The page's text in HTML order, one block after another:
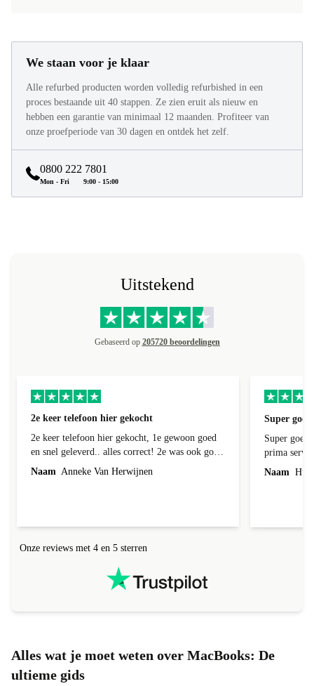
We staan voor je klaar
Alle refurbed producten worden volledig refurbished in een
proces bestaande uit 40 stappen. Ze zien eruit als nieuw en
hebben een garantie van minimaal 12 maanden. Profiteer van
onze proefperiode van 30 dagen en ontdek het zelf.
0800 222 7801
Mon - Fri 9:00 - 15:00
Uitstekend
Gebaseerd op 205720 beoordelingen
2e keer telefoon hier gekocht
2e keer telefoon hier gekocht, 1e gewoon goed
en snel geleverd.. alles correct! 2e was ook goed
geleverd en alles erbij, 1e week bij foto's liep er
een streep doorheen! Kon ik terug sturen nadat
Naam Anneke Van Herwijnen
Super
Super
prima
Naam Hub
Onze reviews met 4 en 5 sterren
Alles wat je moet weten over MacBooks: De
ultieme gids